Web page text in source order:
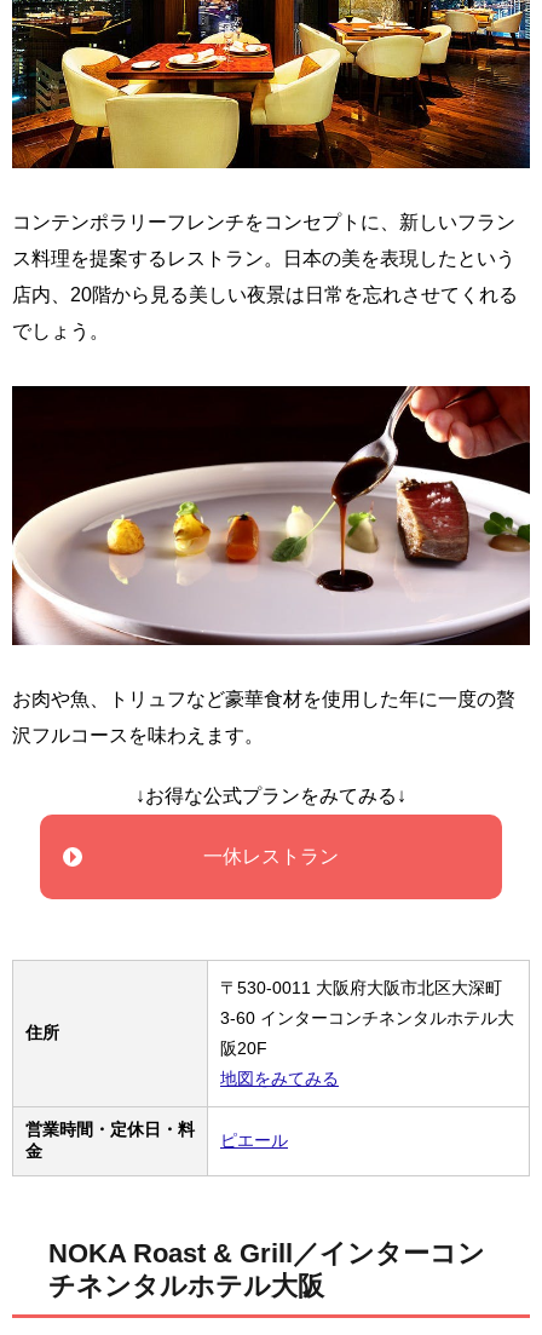
コンテンポラリーフレンチをコンセプトに、新しいフラン
ス料理を提案するレストラン。日本の美を表現したという
店内、20階から見る美しい夜景は日常を忘れさせてくれる
でしょう。
お肉や魚、トリュフなど豪華食材を使用した年に一度の贅
沢フルコースを味わえます。
↓お得な公式プランをみてみる↓
一休レストラン
住所
〒530-0011 大阪府大阪市北区大深町
3-60 インターコンチネンタルホテル大
阪20F
地図をみてみる
営業時間・定休日・料
金
ピエール
NOKA Roast & Grill／インターコン
チネンタルホテル大阪